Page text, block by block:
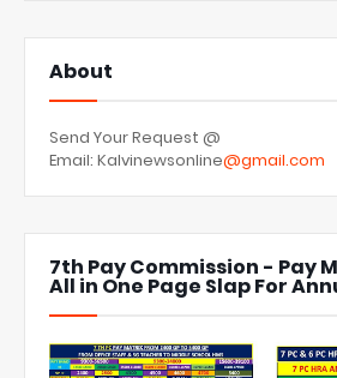
About
Send Your Request @
Email: Kalvinewsonline@gmail.com
7th Pay Commission - Pay
All in One Page Slap For